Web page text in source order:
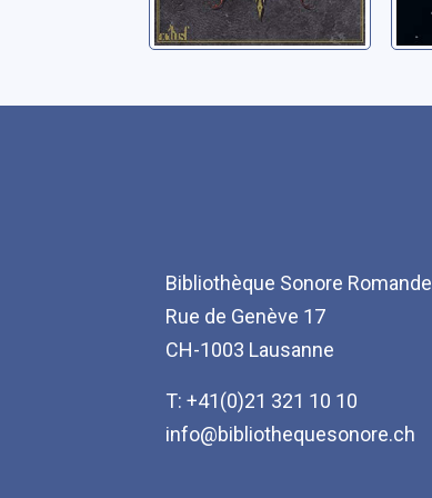
Bibliothèque Sonore Romande
Rue de Genève 17
CH-1003 Lausanne
T: +41(0)21 321 10 10
info@bibliothequesonore.ch